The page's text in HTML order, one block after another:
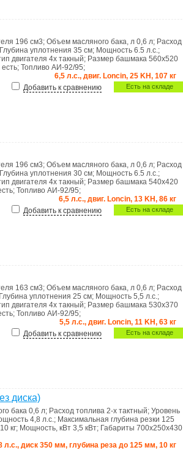
196 см3; Объем масляного бака, л 0,6 л; Расход
Глубина уплотнения 35 см; Мощность 6.5 л.с.;
двигателя 4х такный; Размер башмака 560х520
есть; Топливо АИ-92/95;
6,5 л.с., двиг. Loncin, 25 KH, 107 кг
Есть на складе
Добавить к сравнению
196 см3; Объем масляного бака, л 0,6 л; Расход
Глубина уплотнения 30 см; Мощность 6.5 л.с.;
двигателя 4х такный; Размер башмака 540х420
; Топливо АИ-92/95;
6,5 л.с., двиг. Loncin, 13 KH, 86 кг
Есть на складе
Добавить к сравнению
163 см3; Объем масляного бака, л 0,6 л; Расход
Глубина уплотнения 25 см; Мощность 5,5 л.с.;
двигателя 4х такный; Размер башмака 530х370
; Топливо АИ-92/95;
5,5 л.с., двиг. Loncin, 11 KH, 63 кг
Есть на складе
Добавить к сравнению
диска)
бака 0,6 л; Расход топлива 2-х тактный; Уровень
4,8 л.с.; Максимальная глубина резки 125
10 кг; Мощность, кВт 3,5 кВт; Габариты 700х250х430
л.с., диск 350 мм, глубина реза до 125 мм, 10 кг